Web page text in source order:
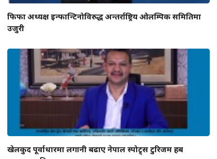
फिफा अध्यक्ष इन्फान्टिनोविरुद्ध अन्तर्राष्ट्रिय ओलम्पिक समितिमा
उजुरी
खेलकुद पूर्वाधारमा लगानी बढाए नेपाल स्पोट्र्स टुरिजम हब